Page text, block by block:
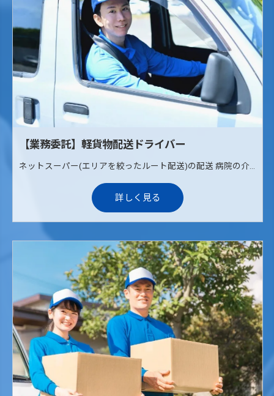
【業務委託】軽貨物配送ドライバー
詳しく見る